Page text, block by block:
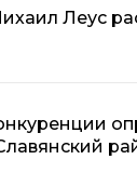
Леус